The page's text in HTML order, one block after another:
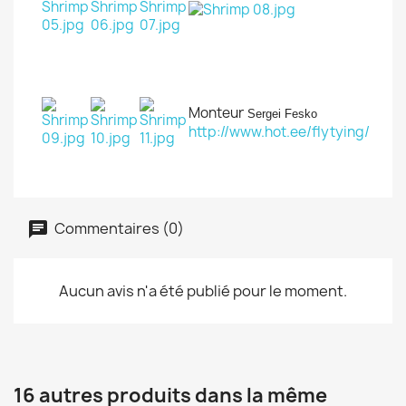
Monteur Sergei Fesko
http://www.hot.ee/flytying/
Commentaires (0)
Aucun avis n'a été publié pour le moment.
16 autres produits dans la même